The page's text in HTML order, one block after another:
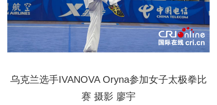
乌克兰选手IVANOVA Oryna参加女子太极拳比
赛 摄影 廖宇